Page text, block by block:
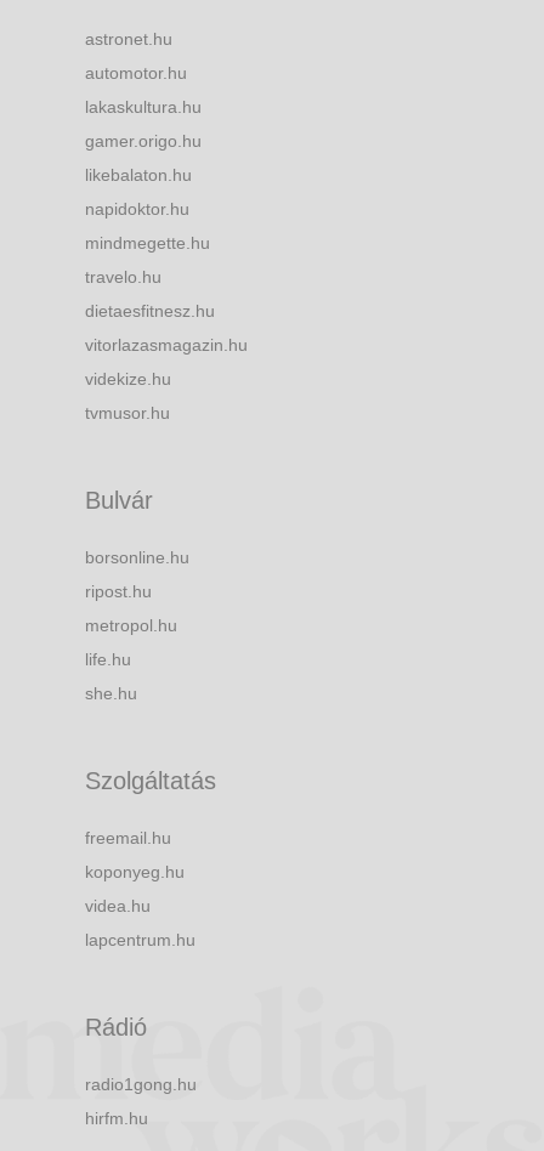
astronet.hu
automotor.hu
lakaskultura.hu
gamer.origo.hu
likebalaton.hu
napidoktor.hu
mindmegette.hu
travelo.hu
dietaesfitnesz.hu
vitorlazasmagazin.hu
videkize.hu
tvmusor.hu
Bulvár
borsonline.hu
ripost.hu
metropol.hu
life.hu
she.hu
Szolgáltatás
freemail.hu
koponyeg.hu
videa.hu
lapcentrum.hu
Rádió
radio1gong.hu
hirfm.hu